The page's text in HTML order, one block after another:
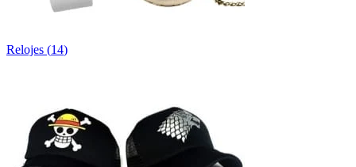
Relojes (14)